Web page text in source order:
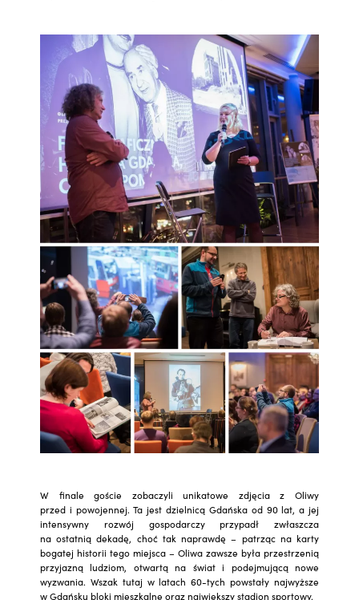
W finale goście zobaczyli unikatowe zdjęcia z Oliwy
przed i powojennej. Ta jest dzielnicą Gdańska od 90 lat, a jej
intensywny rozwój gospodarczy przypadł zwłaszcza
na ostatnią dekadę, choć tak naprawdę – patrząc na karty
bogatej historii tego miejsca – Oliwa zawsze była przestrzenią
przyjazną ludziom, otwartą na świat i podejmującą nowe
wyzwania. Wszak tutaj w latach 60-tych powstały najwyższe
w Gdańsku bloki mieszkalne oraz największy stadion sportowy.